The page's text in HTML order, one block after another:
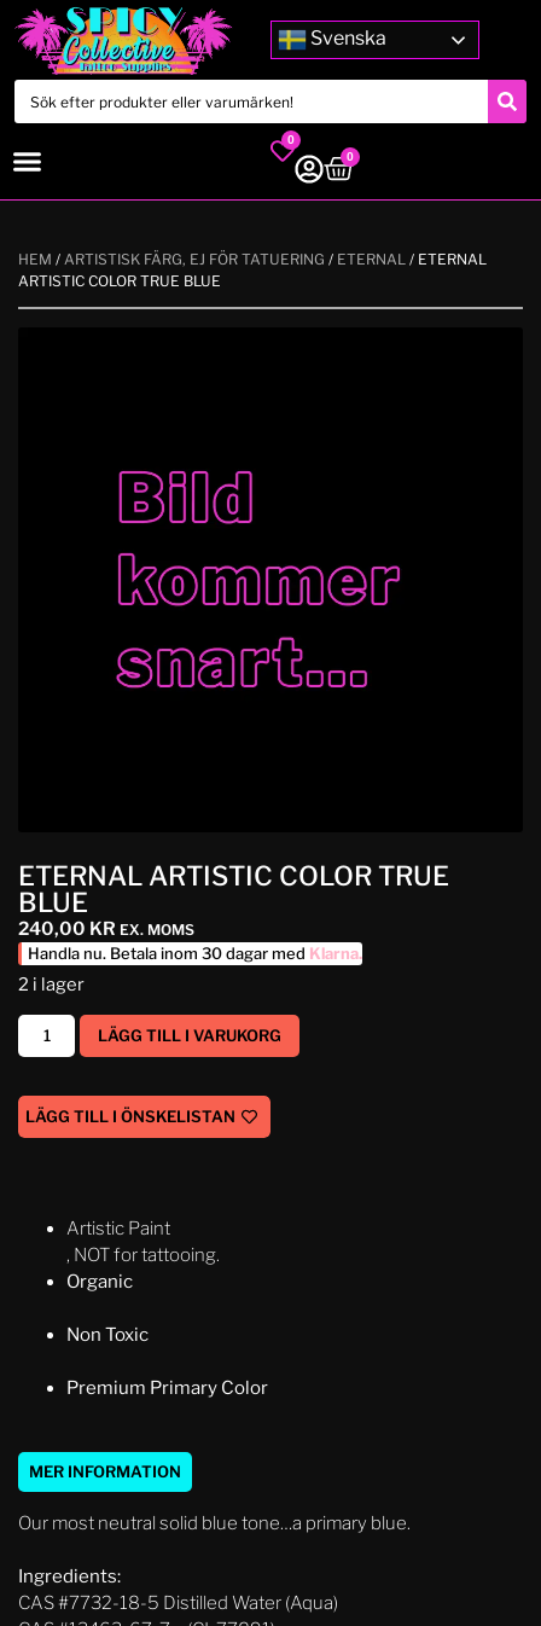
Svenska
0
0
HEM / ARTISTISK FÄRG, EJ FÖR TATUERING / ETERNAL / ETERNAL
ARTISTIC COLOR TRUE BLUE
ETERNAL ARTISTIC COLOR TRUE
BLUE
240,00 KR EX. MOMS
Handla nu. Betala inom 30 dagar med Klarna.
2 i lager
LÄGG TILL I VARUKORG
LÄGG TILL I ÖNSKELISTAN
Artistic Paint
, NOT for tattooing.
Organic
Non Toxic
Premium Primary Color
MER INFORMATION
Our most neutral solid blue tone…a primary blue.
Ingredients:
CAS #7732-18-5 Distilled Water (Aqua)